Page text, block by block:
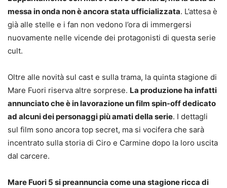
messa in onda non è ancora stata ufficializzata. L’attesa è
già alle stelle e i fan non vedono l’ora di immergersi
nuovamente nelle vicende dei protagonisti di questa serie
cult.
Oltre alle novità sul cast e sulla trama, la quinta stagione di
Mare Fuori riserva altre sorprese. La produzione ha infatti
annunciato che è in lavorazione un film spin-off dedicato
ad alcuni dei personaggi più amati della serie. I dettagli
sul film sono ancora top secret, ma si vocifera che sarà
incentrato sulla storia di Ciro e Carmine dopo la loro uscita
dal carcere.
Mare Fuori 5 si preannuncia come una stagione ricca di